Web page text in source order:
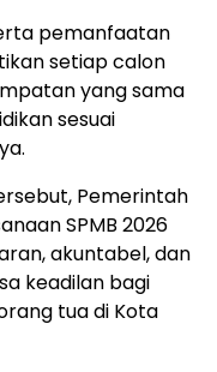
pemanfaatan
setiap calon
yang sama
sesuai
Pemerintah
SPMB 2026
akuntabel, dan
keadilan bagi
tua di Kota